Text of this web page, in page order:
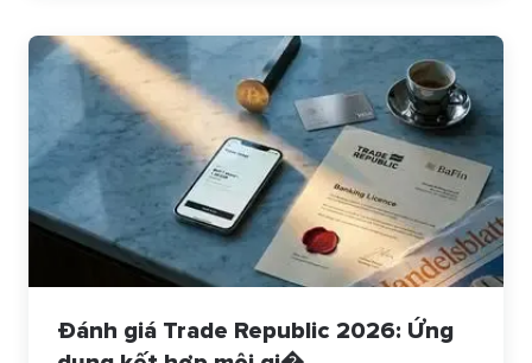
Đánh giá Trade Republic 2026: Ứng